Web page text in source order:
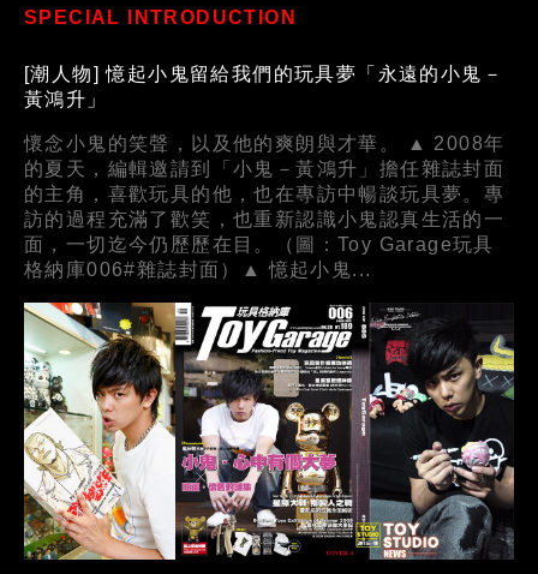
SPECIAL INTRODUCTION
[潮人物] 憶起小鬼留給我們的玩具夢「永遠的小鬼－
黃鴻升」
懷念小鬼的笑聲，以及他的爽朗與才華。 ▲ 2008年
的夏天，編輯邀請到「小鬼－黃鴻升」擔任雜誌封面
的主角，喜歡玩具的他，也在專訪中暢談玩具夢。專
訪的過程充滿了歡笑，也重新認識小鬼認真生活的一
面，一切迄今仍歷歷在目。（圖：Toy Garage玩具
格納庫006#雜誌封面）▲ 憶起小鬼...